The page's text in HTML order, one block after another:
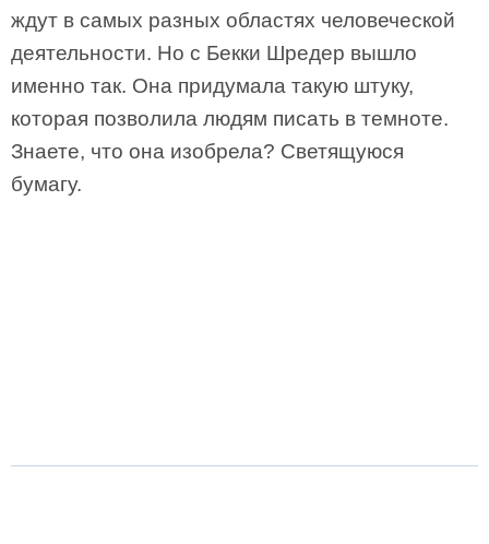
ждут в самых разных областях человеческой
деятельности. Но с Бекки Шредер вышло
именно так. Она придумала такую штуку,
которая позволила людям писать в темноте.
Знаете, что она изобрела? Светящуюся
бумагу.